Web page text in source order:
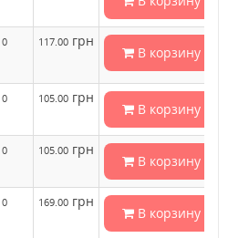
0 117.00 грн
В корзину
0 105.00 грн
В корзину
0 105.00 грн
В корзину
0 169.00 грн
В корзину